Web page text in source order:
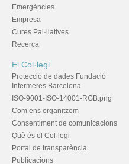
Emergències
Empresa
Cures Pal·liatives
Recerca
El Col·legi
Protecció de dades Fundació
Infermeres Barcelona
ISO-9001-ISO-14001-RGB.png
Com ens organitzem
Consentiment de comunicacions
Què és el Col·legi
Portal de transparència
Publicacions